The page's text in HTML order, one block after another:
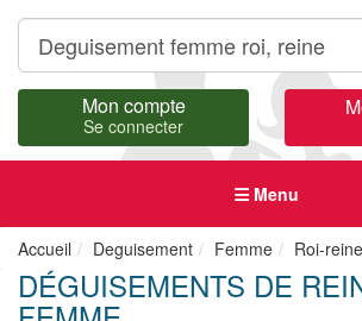
Mon compte
Se connecter
Menu
Accueil Deguisement Femme Roi-reine
DÉGUISEMENTS DE